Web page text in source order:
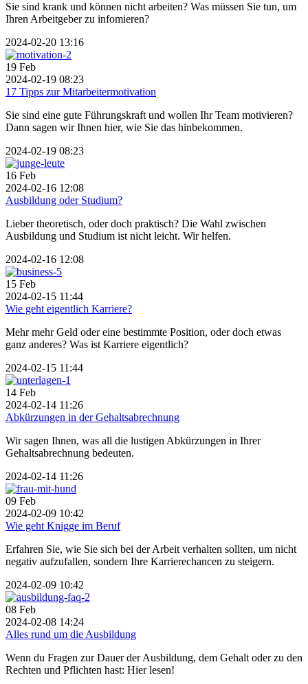
Sie sind krank und können nicht arbeiten? Was müssen Sie tun, um
Ihren Arbeitgeber zu infomieren?
2024-02-20 13:16
19 Feb
2024-02-19 08:23
17 Tipps zur Mitarbeitermotivation
Sie sind eine gute Führungskraft und wollen Ihr Team motivieren?
Dann sagen wir Ihnen hier, wie Sie das hinbekommen.
2024-02-19 08:23
16 Feb
2024-02-16 12:08
Ausbildung oder Studium?
Lieber theoretisch, oder doch praktisch? Die Wahl zwischen
Ausbildung und Studium ist nicht leicht. Wir helfen.
2024-02-16 12:08
15 Feb
2024-02-15 11:44
Wie geht eigentlich Karriere?
Mehr mehr Geld oder eine bestimmte Position, oder doch etwas
ganz anderes? Was ist Karriere eigentlich?
2024-02-15 11:44
14 Feb
2024-02-14 11:26
Abkürzungen in der Gehaltsabrechnung
Wir sagen Ihnen, was all die lustigen Abkürzungen in Ihrer
Gehaltsabrechnung bedeuten.
2024-02-14 11:26
09 Feb
2024-02-09 10:42
Wie geht Knigge im Beruf
Erfahren Sie, wie Sie sich bei der Arbeit verhalten sollten, um nicht
negativ aufzufallen, sondern Ihre Karrierechancen zu steigern.
2024-02-09 10:42
08 Feb
2024-02-08 14:24
Alles rund um die Ausbildung
Wenn du Fragen zur Dauer der Ausbildung, dem Gehalt oder zu den
Rechten und Pflichten hast: Hier lesen!